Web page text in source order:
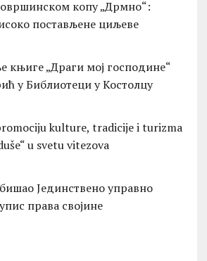
копу „Дрмно“:
постављене циљеве
књиге „Драги мој господине“
у Библиотеци у Костолцу
kulture, tradicije i turizma
u svetu vitezova
Јединствено управно
права својине